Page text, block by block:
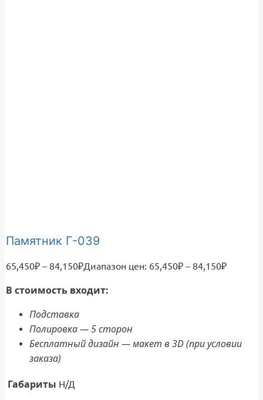
Памятник Г-039
65,450₽ – 84,150₽Диапазон цен: 65,450₽ – 84,150₽
В стоимость входит:
Подставка
Полировка — 5 сторон
Бесплатный дизайн — макет в 3D (при условии
заказа)
Габариты Н/Д